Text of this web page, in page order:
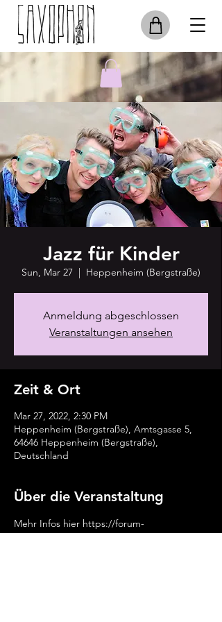
Jazz für Kinder
Sun, Mar 27
  |
Heppenheim (Bergstraße)
Anmeldung abgeschlossen
Veranstaltungen ansehen
Zeit & Ort
Mar 27, 2022, 2:30 PM
Heppenheim (Bergstraße), Amtsgasse 5,
64646 Heppenheim (Bergstraße),
Deutschland
Über die Veranstaltung
Mehr Infos hier https://forum-